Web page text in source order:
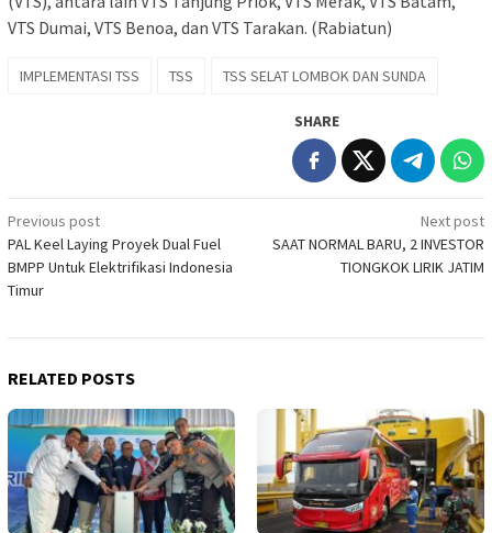
VTS Dumai, VTS Benoa, dan VTS Tarakan. (Rabiatun)
IMPLEMENTASI TSS TSS TSS SELAT LOMBOK DAN SUNDA
SHARE
Post
navigation
Previous post
PAL Keel Laying Proyek Dual Fuel
BMPP Untuk Elektrifikasi Indonesia
Timur
Next post
SAAT NORMAL BARU, 2 INVESTOR
TIONGKOK LIRIK JATIM
RELATED POSTS